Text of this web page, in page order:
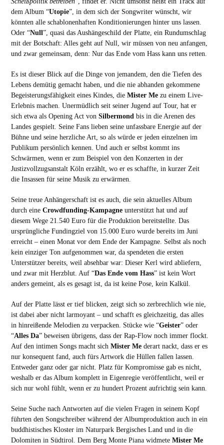
dem Album “Utopie”, in dem sich der Songwriter wünscht, wir
könnten alle schablonenhaften Konditionierungen hinter uns lassen.
Oder “Null”, quasi das Aushängeschild der Platte, ein Rundumschlag
mit der Botschaft: Alles geht auf Null, wir müssen von neu anfangen,
und zwar gemeinsam, denn: Nur das Ende vom Hass kann uns retten.
Es ist dieser Blick auf die Dinge von jemandem, den die Tiefen des
Lebens demütig gemacht haben, und die nie abhanden gekommene
Begeisterungsfähigkeit eines Kindes, die Mister Mezu einem Live-
Erlebnis machen. Unermüdlich seit seiner Jugend auf Tour, hat er
sich etwa als Opening Act von Silbermondbis in die Arenen des
Landes gespielt. Seine Fans lieben seine unfassbare Energie auf der
Bühne und seine herzliche Art, so als würde er jeden einzelnen im
Publikum persönlich kennen. Und auch er selbst kommt ins
Schwärmen, wenn er zum Beispiel von den Konzerten in der
Justizvollzugsanstalt Köln erzählt, wo er es schaffte, in kurzer Zeit
die Insassen für seine Musik zu erwärmen.
Seine treue Anhängerschaft ist es auch, die sein aktuelles Album
durch eine Crowdfunding-Kampagneunterstützt hat und auf
diesem Wege 21.540 Euro für die Produktion bereitstellte. Das
ursprüngliche Fundingziel von 15.000 Euro wurde bereits im Juni
erreicht – einen Monat vor dem Ende der Kampagne. Selbst als noch
kein einziger Ton aufgenommen war, da spendeten die ersten
Unterstützer bereits, weil absehbar war: Dieser Kerl wird abliefern,
und zwar mit Herzblut. Auf “Das Ende vom Hass” ist kein Wort
anders gemeint, als es gesagt ist, da ist keine Pose, kein Kalkül.
Auf der Platte lässt er tief blicken, zeigt sich so zerbrechlich wie nie,
ist dabei aber nicht larmoyant – und schafft es gleichzeitig, das alles
in hinreißende Melodien zu verpacken. Stücke wie “Geister” oder
“Alles Da” beweisen übrigens, dass der Rap-Flow noch immer flockt.
Auf den intimen Songs macht sich Mister Mederart nackt, dass er es
nur konsequent fand, auch fürs Artwork die Hüllen fallen lassen.
Entweder ganz oder gar nicht. Platz für Kompromisse gab es nicht,
weshalb er das Album komplett in Eigenregie veröffentlicht, weil er
sich nur wohl fühlt, wenn er zu hundert Prozent aufrichtig sein kann.
Seine Suche nach Antworten auf die vielen Fragen in seinem Kopf
führten den Songschreiber während der Albumproduktion auch in ein
buddhistisches Kloster im Naturpark Bergisches Land und in die
Dolomiten in Südtirol. Dem Berg Monte Piana widmete Mister Me